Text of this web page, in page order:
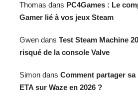
Thomas dans PC4Games : Le
Gamer lié à vos jeux Steam
Gwen dans Test Steam Machine
risqué de la console Valve
Simon dans Comment partager
ETA sur Waze en 2026 ?